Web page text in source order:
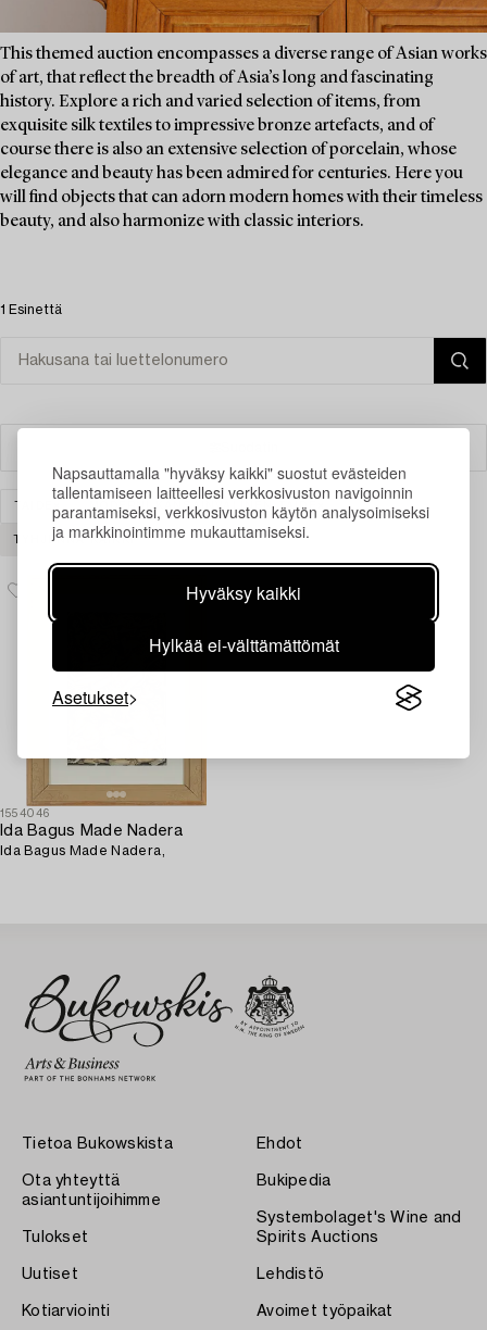
Napsauttamalla "hyväksy kaikki" suostut evästeiden
tallentamiseen laitteellesi verkkosivuston navigoinnin
parantamiseksi, verkkosivuston käytön analysoimiseksi
ja markkinointimme mukauttamiseksi.
Hyväksy kaikki
Hylkää ei-välttämättömät
Asetukset
This themed auction encompasses a diverse range of Asian works
of art, that reflect the breadth of Asia’s long and fascinating
history. Explore a rich and varied selection of items, from
exquisite silk textiles to impressive bronze artefacts, and of
course there is also an extensive selection of porcelain, whose
elegance and beauty has been admired for centuries. Here you
will find objects that can adorn modern homes with their timeless
beauty, and also harmonize with classic interiors.
1 Esinettä
MODERNI KANSAINVÄLINEN TAIDE
TYHJENNÄ KAIKKI
1554046
Ida Bagus Made Nadera
Ida Bagus Made Nadera,
Tietoa Bukowskista
Ota yhteyttä
asiantuntijoihimme
Tulokset
Uutiset
Kotiarviointi
Ehdot
Bukipedia
Systembolaget's Wine and
Spirits Auctions
Lehdistö
Avoimet työpaikat